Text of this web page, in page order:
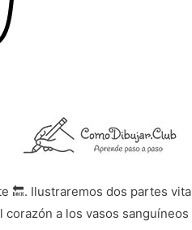
🔙. Ilustraremos dos partes
a los vasos